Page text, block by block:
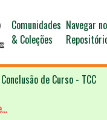
Comunidades
& Coleções
Navegar no
de Curso - TCC
Narrativa cinematográfica e personagem: reflexões sobre o feminino na animação Zootopia (2016)